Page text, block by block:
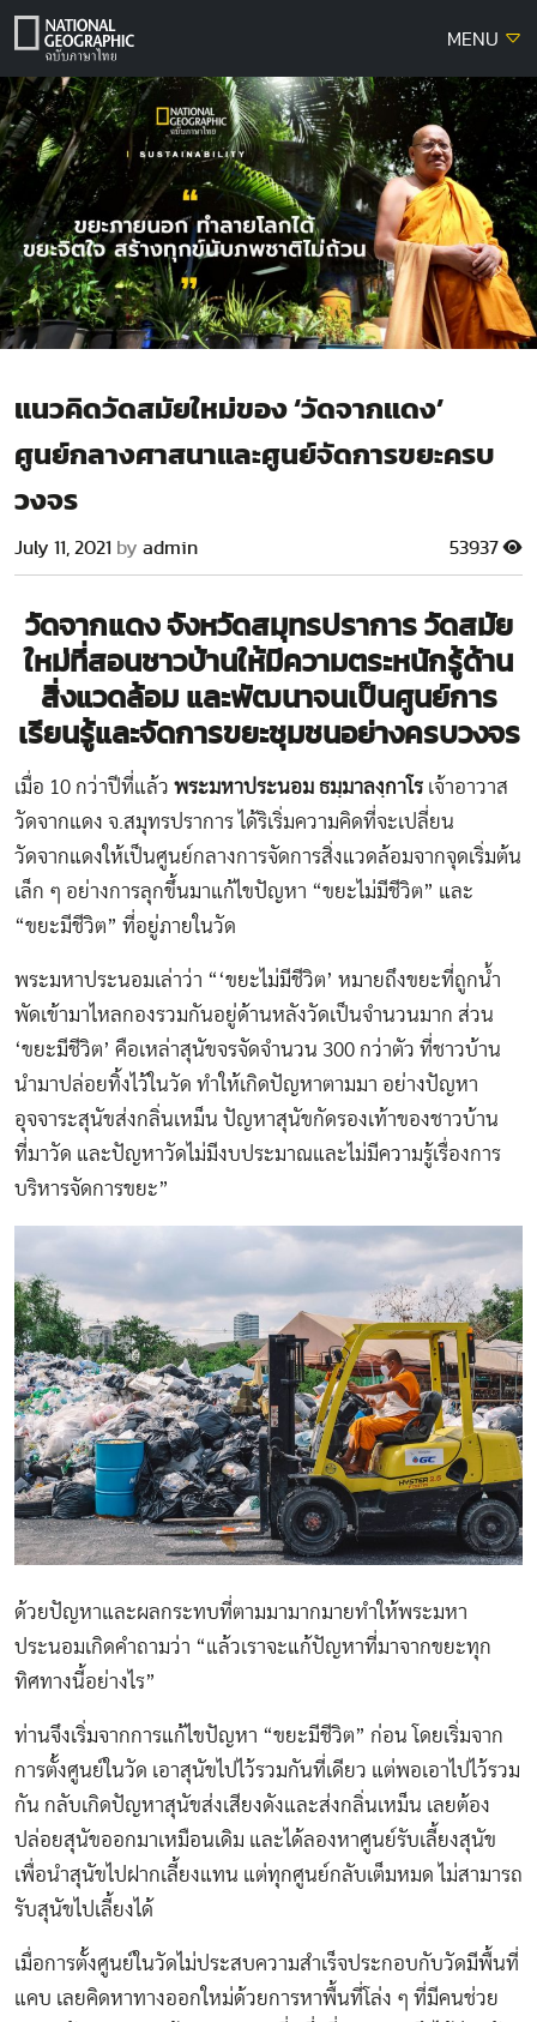
Skip
MENU
แนวคิดวัดสมัยใหม่ของ ‘วัดจากแดง’
ศูนย์กลางศาสนาและศูนย์จัดการขยะครบ
วงจร
July 11, 2021 by admin 53937
วัดจากแดง จังหวัดสมุทรปราการ วัดสมัย
ใหม่ที่สอนชาวบ้านให้มีความตระหนักรู้ด้าน
สิ่งแวดล้อม และพัฒนาจนเป็นศูนย์การ
เรียนรู้และจัดการขยะชุมชนอย่างครบวงจร
เมื่อ 10 กว่าปีที่แล้ว พระมหาประนอม ธมฺมาลงฺกาโร เจ้าอาวาส
วัดจากแดง จ.สมุทรปราการ ได้ริเริ่มความคิดที่จะเปลี่ยน
วัดจากแดงให้เป็นศูนย์กลางการจัดการสิ่งแวดล้อมจากจุดเริ่มต้น
เล็ก ๆ อย่างการลุกขึ้นมาแก้ไขปัญหา “ขยะไม่มีชีวิต” และ
“ขยะมีชีวิต” ที่อยู่ภายในวัด
พระมหาประนอมเล่าว่า “‘ขยะไม่มีชีวิต’ หมายถึงขยะที่ถูกน้ำ
พัดเข้ามาไหลกองรวมกันอยู่ด้านหลังวัดเป็นจำนวนมาก ส่วน
‘ขยะมีชีวิต’ คือเหล่าสุนัขจรจัดจำนวน 300 กว่าตัว ที่ชาวบ้าน
นำมาปล่อยทิ้งไว้ในวัด ทำให้เกิดปัญหาตามมา อย่างปัญหา
อุจจาระสุนัขส่งกลิ่นเหม็น ปัญหาสุนัขกัดรองเท้าของชาวบ้าน
ที่มาวัด และปัญหาวัดไม่มีงบประมาณและไม่มีความรู้เรื่องการ
บริหารจัดการขยะ”
ด้วยปัญหาและผลกระทบที่ตามมามากมายทำให้พระมหา
ประนอมเกิดคำถามว่า “แล้วเราจะแก้ปัญหาที่มาจากขยะทุก
ทิศทางนี้อย่างไร”
ท่านจึงเริ่มจากการแก้ไขปัญหา “ขยะมีชีวิต” ก่อน โดยเริ่มจาก
การตั้งศูนย์ในวัด เอาสุนัขไปไว้รวมกันที่เดียว แต่พอเอาไปไว้รวม
กัน กลับเกิดปัญหาสุนัขส่งเสียงดังและส่งกลิ่นเหม็น เลยต้อง
ปล่อยสุนัขออกมาเหมือนเดิม และได้ลองหาศูนย์รับเลี้ยงสุนัข
เพื่อนำสุนัขไปฝากเลี้ยงแทน แต่ทุกศูนย์กลับเต็มหมด ไม่สามารถ
รับสุนัขไปเลี้ยงได้
เมื่อการตั้งศูนย์ในวัดไม่ประสบความสำเร็จประกอบกับวัดมีพื้นที่
แคบ เลยคิดหาทางออกใหม่ด้วยการหาพื้นที่โล่ง ๆ ที่มีคนช่วย